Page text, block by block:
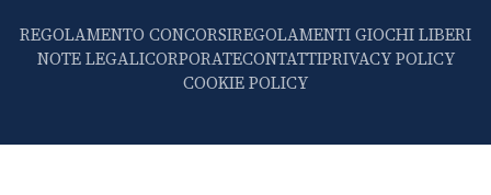
REGOLAMENTO CONCORSIREGOLAMENTI GIOCHI LIBERI
NOTE LEGALICORPORATECONTATTIPRIVACY POLICY
COOKIE POLICY